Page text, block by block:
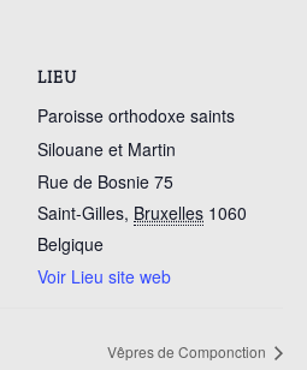
LIEU
Paroisse orthodoxe saints
Silouane et Martin
Rue de Bosnie 75
Saint-Gilles, Bruxelles 1060
Belgique
Voir Lieu site web
Vêpres de Componction